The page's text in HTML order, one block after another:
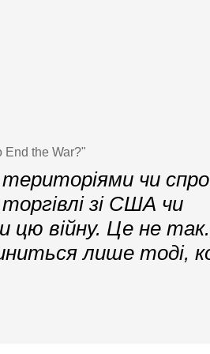
End the War?"
чи
зі США чи
цю війну. Це не так.
лише тоді,